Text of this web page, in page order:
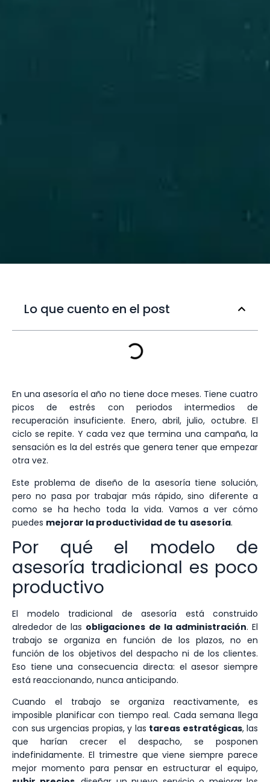
Lo que cuento en el post
En una asesoría el año no tiene doce meses. Tiene cuatro
picos de estrés con periodos intermedios de
recuperación insuficiente. Enero, abril, julio, octubre. El
ciclo se repite. Y cada vez que termina una campaña, la
sensación es la del estrés que genera tener que empezar
otra vez.
Este problema de diseño de la asesoría tiene solución,
pero no pasa por trabajar más rápido, sino diferente a
como se ha hecho toda la vida. Vamos a ver cómo
puedes mejorar la productividad de tu asesoría.
Por qué el modelo de
asesoría tradicional es poco
productivo
El modelo tradicional de asesoría está construido
alrededor de las obligaciones de la administración. El
trabajo se organiza en función de los plazos, no en
función de los objetivos del despacho ni de los clientes.
Eso tiene una consecuencia directa: el asesor siempre
está reaccionando, nunca anticipando.
Cuando el trabajo se organiza reactivamente, es
imposible planificar con tiempo real. Cada semana llega
con sus urgencias propias, y las tareas estratégicas, las
que harían crecer el despacho, se posponen
indefinidamente. El trimestre que viene siempre parece
mejor momento para pensar en estructurar el equipo,